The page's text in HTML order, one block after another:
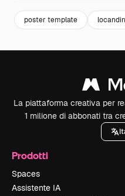
poster template
La piattaforma creativa per
1 milione di abbonati tra
Prodotti
Spaces
Assistente IA